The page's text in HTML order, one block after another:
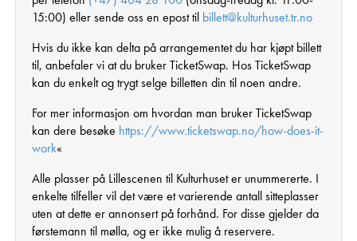
15:00) eller sende oss en epost til billett@kulturhuset.tr.no
Hvis du ikke kan delta på arrangementet du har kjøpt billett
til, anbefaler vi at du bruker TicketSwap. Hos TicketSwap
kan du enkelt og trygt selge billetten din til noen andre.
For mer informasjon om hvordan man bruker TicketSwap
kan dere besøke https://www.ticketswap.no/how-does-it-
work«
Alle plasser på Lillescenen til Kulturhuset er unummererte. I
enkelte tilfeller vil det være et varierende antall sitteplasser
uten at dette er annonsert på forhånd. For disse gjelder da
førstemann til mølla, og er ikke mulig å reservere.